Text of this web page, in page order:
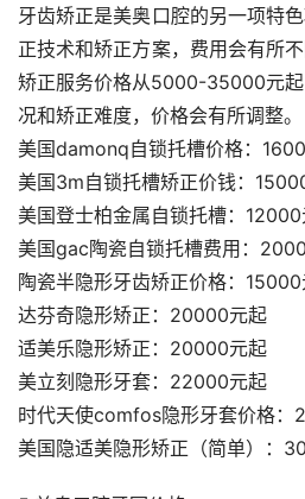
牙齿矫正是美奥口腔的另一项特
正技术和矫正方案，费用会有所
矫正服务价格从5000-35000元
况和矫正难度，价格会有所调整。
美国damonq自锁托槽价格：
美国3m自锁托槽矫正价钱：
美国登士柏金属自锁托槽：
美国gac陶瓷自锁托槽费用：
陶瓷半隐形牙齿矫正价格：
达芬奇隐形矫正：20000元起
适美乐隐形矫正：20000元起
美立刻隐形牙套：22000元起
时代天使comfos隐形牙套价格：
美国隐适美隐形矫正（简单）：